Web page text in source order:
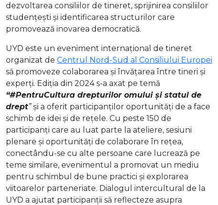
dezvoltarea consiliilor de tineret, sprijinirea consiliilor
studențești și identificarea structurilor care
promovează inovarea democratică.
UYD este un eveniment internațional de tineret
organizat de Centrul Nord-Sud al Consiliului Europei
să promoveze colaborarea și învățarea între tineri și
experți. Ediția din 2024 s-a axat pe temă
“#PentruCultura drepturilor omului și statul de
drept”și a oferit participanților oportunități de a face
schimb de idei și de rețele. Cu peste 150 de
participanți care au luat parte la ateliere, sesiuni
plenare și oportunități de colaborare în rețea,
conectându-se cu alte persoane care lucrează pe
teme similare, evenimentul a promovat un mediu
pentru schimbul de bune practici și explorarea
viitoarelor parteneriate. Dialogul intercultural de la
UYD a ajutat participanții să reflecteze asupra